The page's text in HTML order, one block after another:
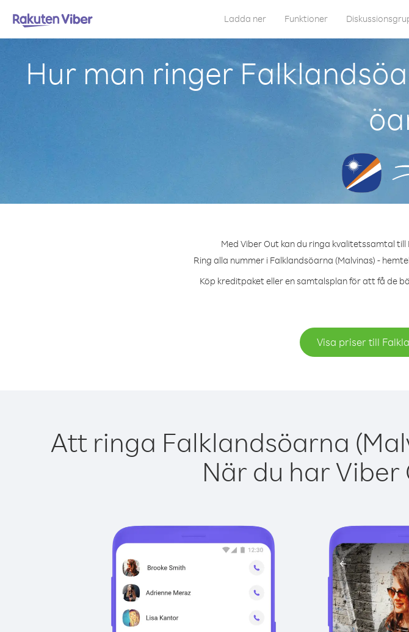
Ladda ner Funktioner
Hur man ringer
Med Viber Out kan du ringa kvalitetssamtal
Ring alla nummer i Falklandsöarna (Malvinas) -
Köp kreditpaket eller en samtalsplan för att få de
Visa priser till
Att ringa Falklandsöarna
När du har